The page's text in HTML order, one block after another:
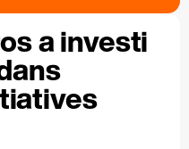
a investi